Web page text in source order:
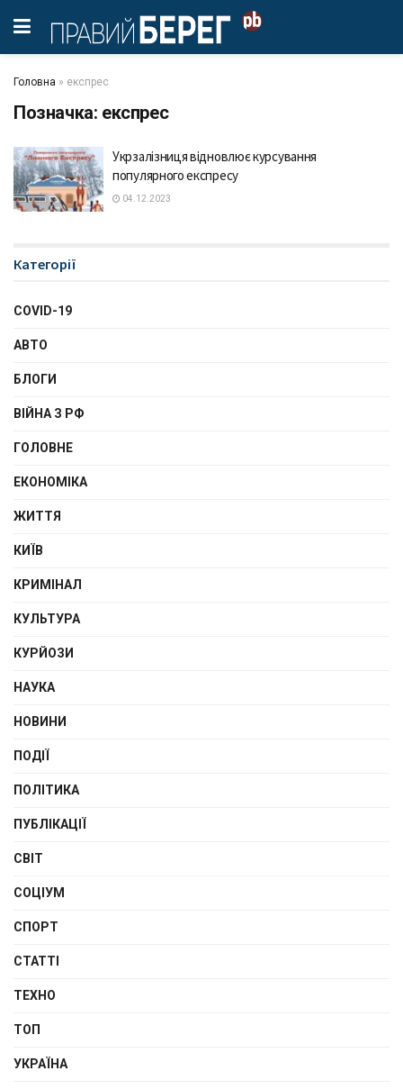
Головна » експрес
Позначка: експрес
Укрзалізниця відновлює курсування
популярного експресу
04.12.2023
Категорії
COVID-19
АВТО
БЛОГИ
ВІЙНА З РФ
ГОЛОВНЕ
ЕКОНОМІКА
ЖИТТЯ
КИЇВ
КРИМІНАЛ
КУЛЬТУРА
КУРЙОЗИ
НАУКА
НОВИНИ
ПОДІЇ
ПОЛІТИКА
ПУБЛІКАЦІЇ
СВІТ
СОЦІУМ
СПОРТ
СТАТТІ
ТЕХНО
ТОП
УКРАЇНА